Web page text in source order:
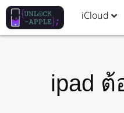
iCloud
ipad ต้